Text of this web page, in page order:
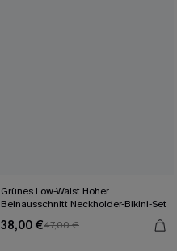
Grünes Low-Waist Hoher
Beinausschnitt Neckholder-Bikini-Set
38,00 €47,00 €